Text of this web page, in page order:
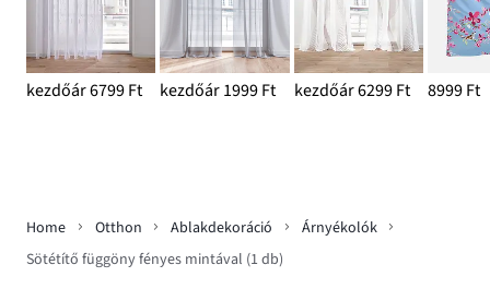
kezdőár 6799 Ft kezdőár 1999 Ft kezdőár 6299 Ft 8999 Ft
Home Otthon Ablakdekoráció
Árnyékolók
Sötétítő függöny fényes mintával (1 db)